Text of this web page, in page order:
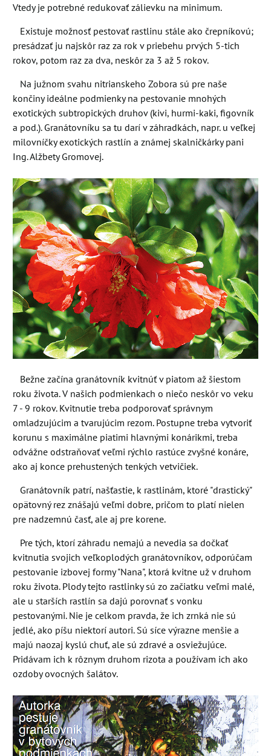
Vtedy je potrebné redukovať zálievku na minimum.
Existuje možnosť pestovať rastlinu stále ako črepníkovú;
presádzať ju najskôr raz za rok v priebehu prvých 5-tich
rokov, potom raz za dva, neskôr za 3 až 5 rokov.
Na južnom svahu nitrianskeho Zobora sú pre naše
končiny ideálne podmienky na pestovanie mnohých
exotických subtropických druhov (kivi, hurmi-kaki, figovník
a pod.). Granátovníku sa tu darí v záhradkách, napr. u veľkej
milovníčky exotických rastlín a známej skalničkárky pani
Ing. Alžbety Gromovej.
Bežne začína granátovník kvitnúť v piatom až šiestom
roku života. V našich podmienkach o niečo neskôr vo veku
7 - 9 rokov. Kvitnutie treba podporovať správnym
omladzujúcim a tvarujúcim rezom. Postupne treba vytvoriť
korunu s maximálne piatimi hlavnými konárikmi, treba
odvážne odstraňovať veľmi rýchlo rastúce zvyšné konáre,
ako aj konce prehustených tenkých vetvičiek.
Granátovník patrí, našťastie, k rastlinám, ktoré "drastický"
opätovný rez znášajú veľmi dobre, pričom to platí nielen
pre nadzemnú časť, ale aj pre korene.
Pre tých, ktorí záhradu nemajú a nevedia sa dočkať
kvitnutia svojich veľkoplodých granátovníkov, odporúčam
pestovanie izbovej formy "Nana", ktorá kvitne už v druhom
roku života. Plody tejto rastlinky sú zo začiatku veľmi malé,
ale u starších rastlín sa dajú porovnať s vonku
pestovanými. Nie je celkom pravda, že ich zrnká nie sú
jedlé, ako píšu niektorí autori. Sú síce výrazne menšie a
majú naozaj kyslú chuť, ale sú zdravé a osviežujúce.
Pridávam ich k rôznym druhom rizota a používam ich ako
ozdoby ovocných šalátov.